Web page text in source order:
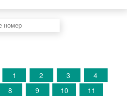
1 2 3
4
8 9 10
11